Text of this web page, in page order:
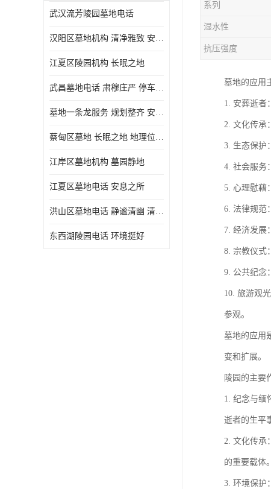
武汉流芳陵园墓地电话
汉阳区墓地机构 清净雅致 安息之所
江夏区陵园机构 长眠之地
武昌墓地电话 肃穆庄严 停车方便
墓地一条龙服务 规划整齐 安息之所
蔡甸区墓地 长眠之地 地理位置好
江岸区墓地机构 墓园静地
江夏区墓地电话 安息之所
洪山区墓地电话 静谧清幽 清净雅致
东西湖陵园电话 环境挺好
系列
湿水性
抗压强度
墓地的应用
1. 安葬逝者
2. 文化传承
3. 生态保护
4. 社会服务
5. 心理慰藉
6. 法律规范
7. 经济发展
8. 宗教仪式
9. 公共纪念
10. 旅游观
参观。
墓地的应用
变和扩展。
陵园的主要
1. 纪念与缅
逝者的生平
2. 文化传承
的重要载体。
3. 环境保护